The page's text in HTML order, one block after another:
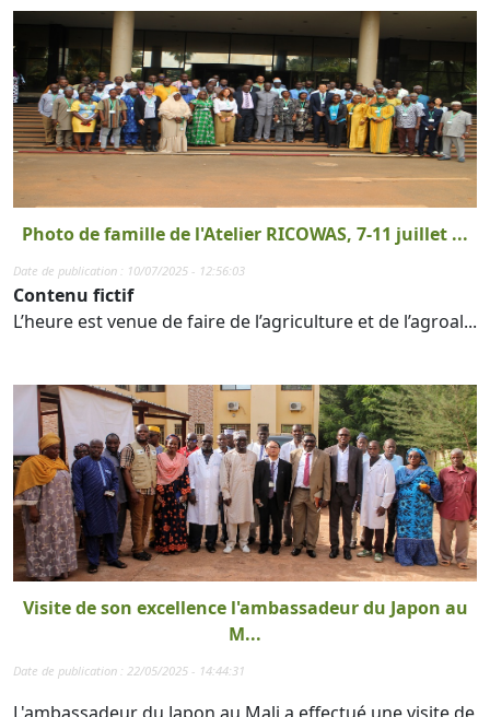
Photo de famille de l'Atelier RICOWAS, 7-11 juillet ...
Date de publication : 10/07/2025 - 12:56:03
Contenu fictif
L’heure est venue de faire de l’agriculture et de l’agroal...
Visite de son excellence l'ambassadeur du Japon au
M...
Date de publication : 22/05/2025 - 14:44:31